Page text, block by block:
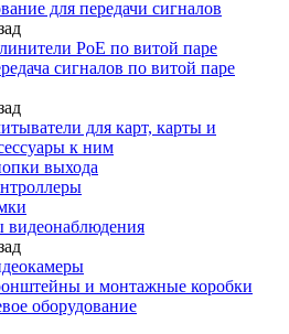
для передачи сигналов
PoE по витой паре
сигналов по витой паре
для карт, карты и
к ним
выхода
видеонаблюдения
и монтажные коробки
оборудование